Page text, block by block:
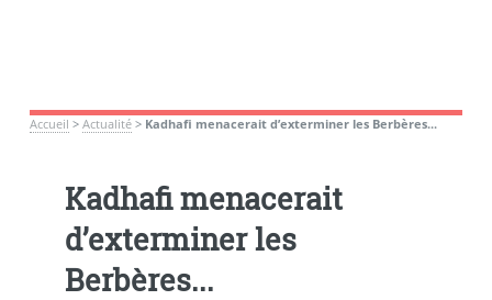
Accueil > Actualité> Kadhafi menacerait d’exterminer les Berbères...
Kadhafi menacerait
d’exterminer les
Berbères...